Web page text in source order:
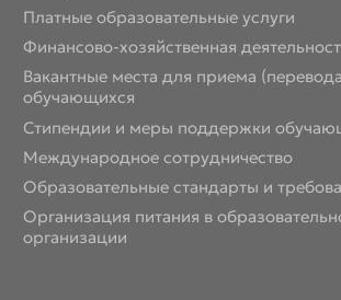
Платные образовательные услуги
Финансово-хозяйственная
Вакантные места для приема
обучающихся
Стипендии и меры поддержки
Международное сотрудничество
Образовательные стандарты и
Организация питания в
организации